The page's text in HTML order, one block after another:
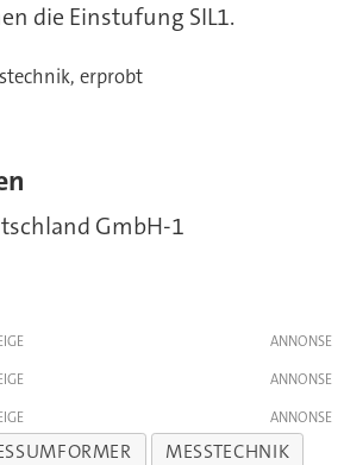
die Einstufung SIL1.
erprobt
GmbH-1
MESSTECHNIK